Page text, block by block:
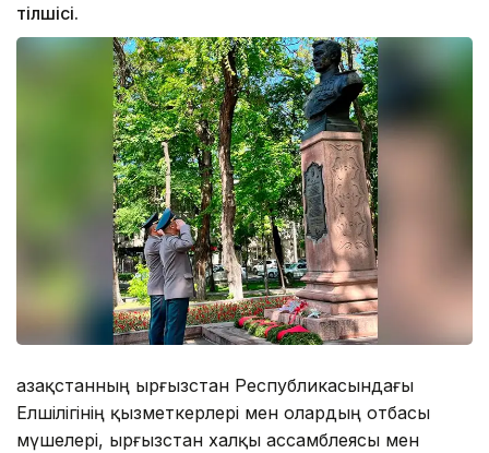
тілшісі.
Қазақстанның Қырғызстан Республикасындағы
Елшілігінің қызметкерлері мен олардың отбасы
мүшелері, Қырғызстан халқы ассамблеясы мен